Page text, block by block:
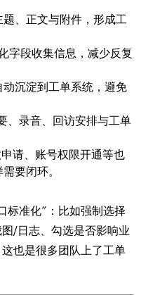
题、正文与附件，形成工
字段收集信息，减少反复
动沉淀到工单系统，避免
、录音、回访安排与工单
申请、账号权限开通等也
要闭环。
标准化”：比如强制选择
/日志、勾选是否影响业
也是很多团队上了工单